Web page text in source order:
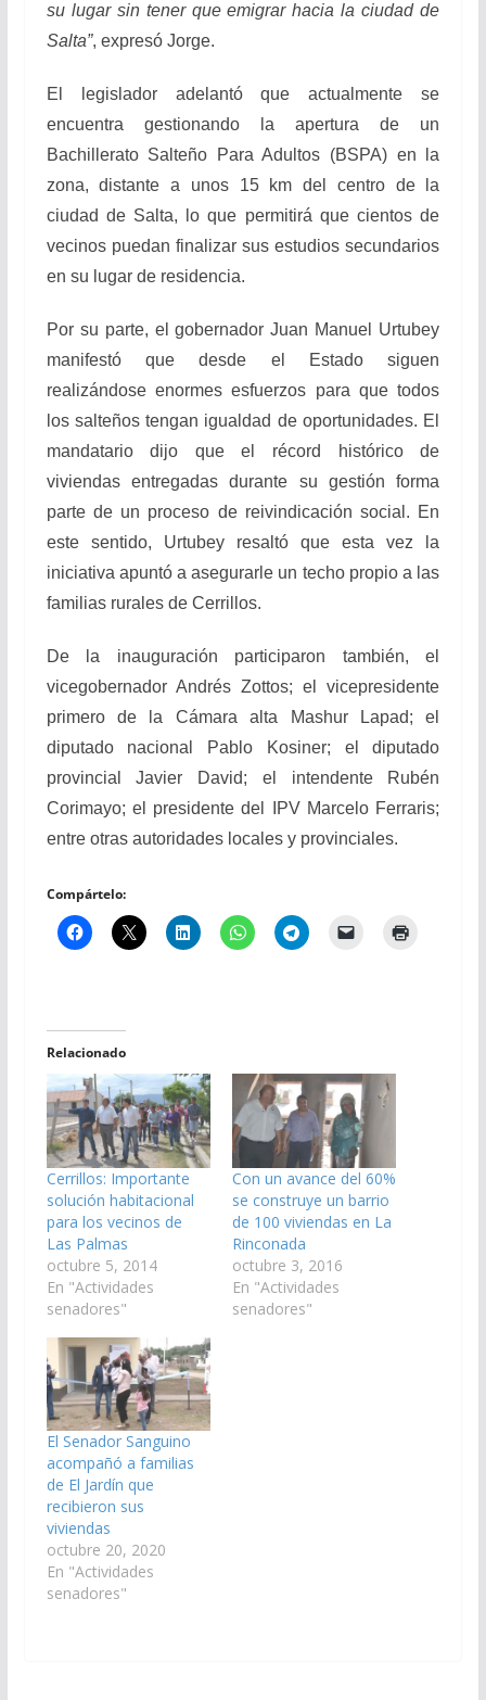
su lugar sin tener que emigrar hacia la ciudad de
Salta”, expresó Jorge.
El legislador adelantó que actualmente se
encuentra gestionando la apertura de un
Bachillerato Salteño Para Adultos (BSPA) en la
zona, distante a unos 15 km del centro de la
ciudad de Salta, lo que permitirá que cientos de
vecinos puedan finalizar sus estudios secundarios
en su lugar de residencia.
Por su parte, el gobernador Juan Manuel Urtubey
manifestó que desde el Estado siguen
realizándose enormes esfuerzos para que todos
los salteños tengan igualdad de oportunidades. El
mandatario dijo que el récord histórico de
viviendas entregadas durante su gestión forma
parte de un proceso de reivindicación social. En
este sentido, Urtubey resaltó que esta vez la
iniciativa apuntó a asegurarle un techo propio a las
familias rurales de Cerrillos.
De la inauguración participaron también, el
vicegobernador Andrés Zottos; el vicepresidente
primero de la Cámara alta Mashur Lapad; el
diputado nacional Pablo Kosiner; el diputado
provincial Javier David; el intendente Rubén
Corimayo; el presidente del IPV Marcelo Ferraris;
entre otras autoridades locales y provinciales.
Compártelo:
Relacionado
Cerrillos: Importante
solución habitacional
para los vecinos de
Las Palmas
octubre 5, 2014
En "Actividades
senadores"
Con un avance del 60%
se construye un barrio
de 100 viviendas en La
Rinconada
octubre 3, 2016
En "Actividades
senadores"
El Senador Sanguino
acompañó a familias
de El Jardín que
recibieron sus
viviendas
octubre 20, 2020
En "Actividades
senadores"